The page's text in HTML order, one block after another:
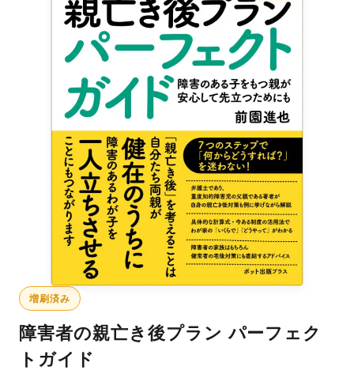
増刷済み
障害者の親亡き後プラン パーフェク
トガイド